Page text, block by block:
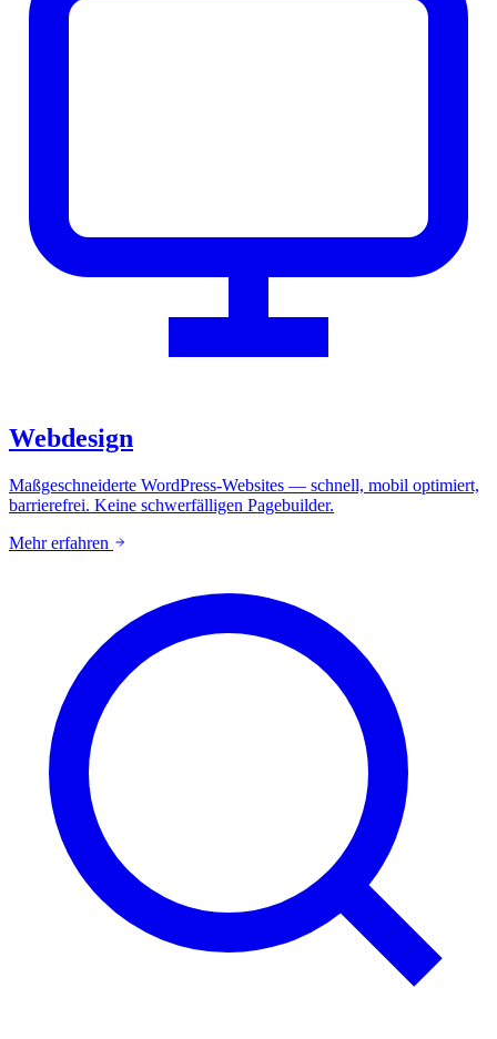
Webdesign
Maßgeschneiderte WordPress-Websites — schnell, mobil optimiert,
barrierefrei. Keine schwerfälligen Pagebuilder.
Mehr erfahren